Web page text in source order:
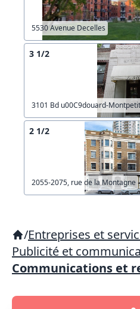
5530 Avenue Decelles
3 1/2
3101 Bd u00C9douard-Montpetit
2 1/2
2055-2075, rue de la Montagne
/Entreprises et
Publicité et
Communications et